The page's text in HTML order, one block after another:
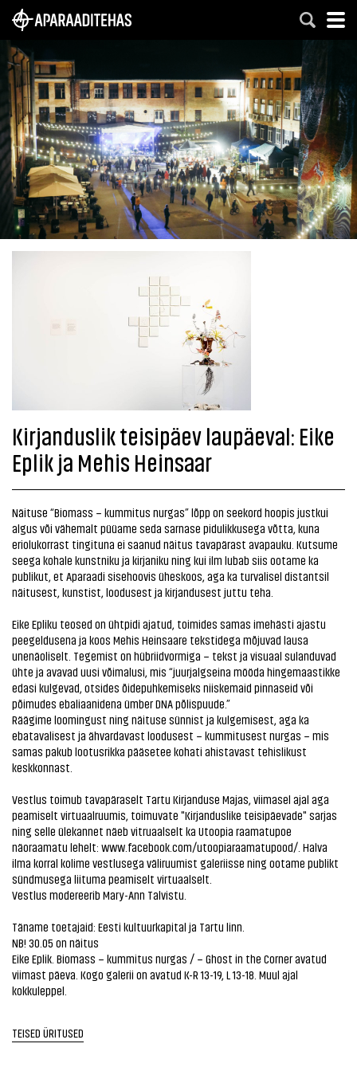
Kirjanduslik teisipäev laupäeval: Eike
Eplik ja Mehis Heinsaar
Näituse “Biomass – kummitus nurgas” lõpp on seekord hoopis justkui
algus või vähemalt püüame seda sarnase pidulikkusega võtta, kuna
eriolukorrast tingituna ei saanud näitus tavapärast avapauku. Kutsume
seega kohale kunstniku ja kirjaniku ning kui ilm lubab siis ootame ka
publikut, et Aparaadi sisehoovis üheskoos, aga ka turvalisel distantsil
näitusest, kunstist, loodusest ja kirjandusest juttu teha.
Eike Epliku teosed on ühtpidi ajatud, toimides samas imehästi ajastu
peegeldusena ja koos Mehis Heinsaare tekstidega mõjuvad lausa
unenäoliselt. Tegemist on hübriidvormiga – tekst ja visuaal sulanduvad
ühte ja avavad uusi võimalusi, mis “juurjalgseina mööda hingemaastikke
edasi kulgevad, otsides õidepuhkemiseks niiskemaid pinnaseid või
põimudes ebaliaanidena ümber DNA põlispuude.”
Räägime loomingust ning näituse sünnist ja kulgemisest, aga ka
ebatavalisest ja ähvardavast loodusest – kummitusest nurgas – mis
samas pakub lootusrikka pääsetee kohati ahistavast tehislikust
keskkonnast.
Vestlus toimub tavapäraselt Tartu Kirjanduse Majas, viimasel ajal aga
peamiselt virtuaalruumis, toimuvate "Kirjanduslike teisipäevade" sarjas
ning selle ülekannet näeb vitruaalselt ka Utoopia raamatupoe
näoraamatu lehelt: www.facebook.com/utoopiaraamatupood/ . Halva
ilma korral kolime vestlusega väliruumist galeriisse ning ootame publikt
sündmusega liituma peamiselt virtuaalselt.
Vestlus modereerib Mary-Ann Talvistu.
Täname toetajaid: Eesti kultuurkapital ja Tartu linn.
NB! 30.05 on näitus
Eike Eplik. Biomass – kummitus nurgas / – Ghost in the Corneravatud
viimast päeva. Kogo galerii on avatud K-R 13-19, L 13-18. Muul ajal
kokkuleppel.
TEISED ÜRITUSED